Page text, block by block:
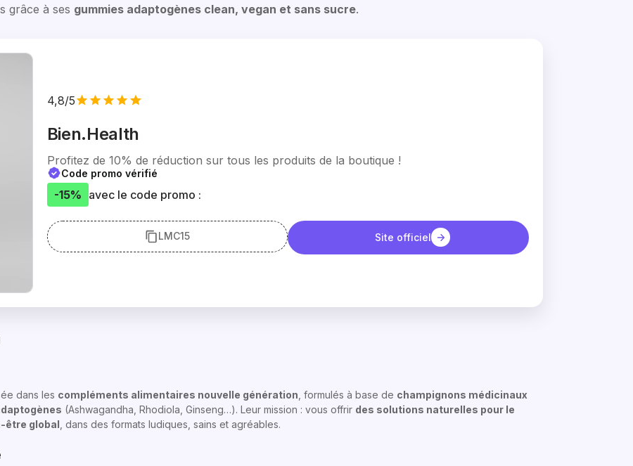
grâce à ses gummies adaptogènes clean, vegan et sans sucre.
4,8/5
Bien.Health
Profitez de 10% de réduction sur tous les produits de la boutique !
-15% avec le code promo :
LMC15 Site officiel
Code promo vérifié
dans les compléments alimentaires nouvelle génération, formulés à base de champignons médicinaux
(Ashwagandha, Rhodiola, Ginseng…). Leur mission : vous offrir des solutions naturelles pour le
global , dans des formats ludiques, sains et agréables.